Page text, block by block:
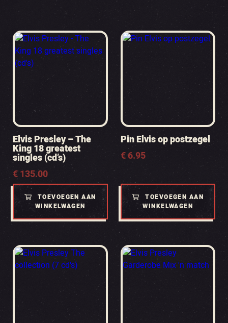
Elvis Presley – The
King 18 greatest
singles (cd’s)
€135.00
TOEVOEGEN AAN
WINKELWAGEN
Pin Elvis op postzegel
€6.95
TOEVOEGEN AAN
WINKELWAGEN